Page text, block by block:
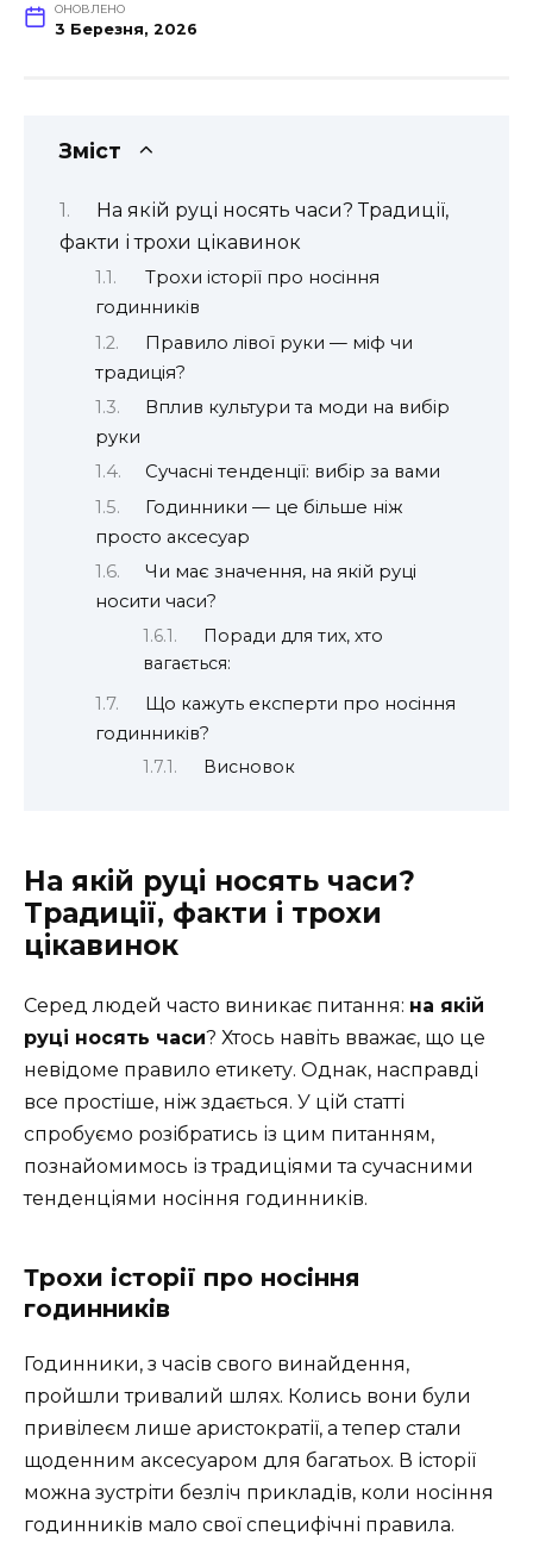
ОНОВЛЕНО
3 Березня, 2026
Зміст
На якій руці носять часи? Традиції,
факти і трохи цікавинок
Трохи історії про носіння
годинників
Правило лівої руки — міф чи
традиція?
Вплив культури та моди на вибір
руки
Сучасні тенденції: вибір за вами
Годинники — це більше ніж
просто аксесуар
Чи має значення, на якій руці
носити часи?
Поради для тих, хто
вагається:
Що кажуть експерти про носіння
годинників?
Висновок
На якій руці носять часи?
Традиції, факти і трохи
цікавинок
Серед людей часто виникає питання: на якій
руці носять часи? Хтось навіть вважає, що це
невідоме правило етикету. Однак, насправді
все простіше, ніж здається. У цій статті
спробуємо розібратись із цим питанням,
познайомимось із традиціями та сучасними
тенденціями носіння годинників.
Трохи історії про носіння
годинників
Годинники, з часів свого винайдення,
пройшли тривалий шлях. Колись вони були
привілеєм лише аристократії, а тепер стали
щоденним аксесуаром для багатьох. В історії
можна зустріти безліч прикладів, коли носіння
годинників мало свої специфічні правила.